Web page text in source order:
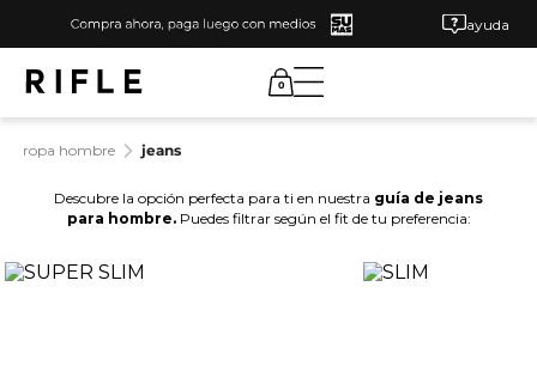
ayuda
0
ropa hombre jeans
Descubre la opción perfecta para ti en nuestra guía de jeans
para hombre.Puedes filtrar según el fit de tu preferencia: